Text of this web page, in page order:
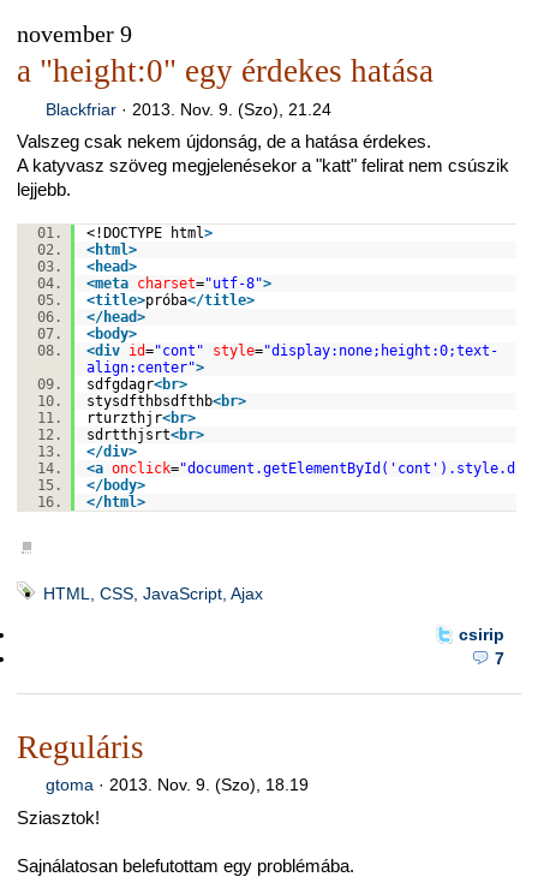
november 9
a "height:0" egy érdekes hatása
Blackfriar· 2013. Nov. 9. (Szo), 21.24
Valszeg csak nekem újdonság, de a hatása érdekes.
A katyvasz szöveg megjelenésekor a "katt" felirat nem csúszik
lejjebb.
<!DOCTYPE html>
<html>
<head>
<meta charset="utf-8">
<title>próba</title>
</head>
<body>
<div id="cont" style="display:none;height:0;text-
align:center">
sdfgdagr<br>
stysdfthbsdfthb<br>
rturzthjr<br>
sdrtthjsrt<br>
</div>
<a onclick=
</body>
</html>
■
HTML, CSS, JavaScript, Ajax
csirip
7
Reguláris
gtoma· 2013. Nov. 9. (Szo), 18.19
Sziasztok!
Sajnálatosan belefutottam egy problémába.